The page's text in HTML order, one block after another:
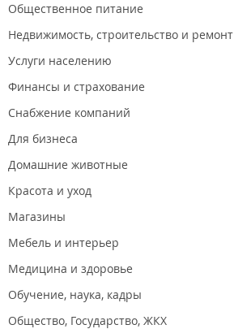
Общественное питание
Недвижимость, строительство и ремонт
Услуги населению
Финансы и страхование
Снабжение компаний
Для бизнеса
Домашние животные
Красота и уход
Магазины
Мебель и интерьер
Медицина и здоровье
Обучение, наука, кадры
Общество, Государство, ЖКХ